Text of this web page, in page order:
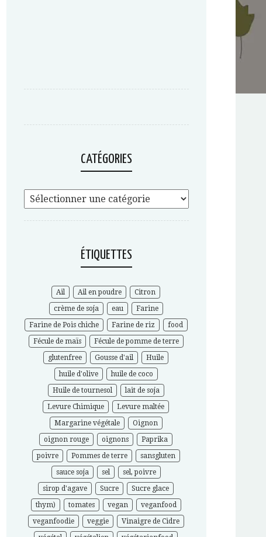
CATÉGORIES
ÉTIQUETTES
Ail Ail en poudre
Citron
crème de soja
eau
Farine
Farine de Pois chiche
Farine de riz
food
Fécule de maïs
Fécule de pomme de terre
glutenfree
Gousse d'ail
Huile
huile d'olive
huile de coco
Huile de tournesol
lait de soja
Levure Chimique
Levure maltée
Margarine végétale
Oignon
oignon rouge
oignons
Paprika
poivre
Pommes de terre
sansgluten
sauce soja
sel
sel, poivre
sirop d'agave
Sucre
Sucre glace
thym)
tomates vegan
veganfood
veganfoodie
veggie
Vinaigre de Cidre